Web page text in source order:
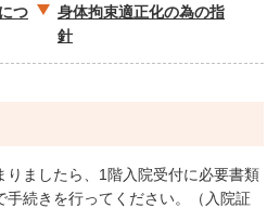
つ
身体拘束適正化の為の指
針
りましたら、1階入院受付に必要書類
手続きを行ってください。（入院証